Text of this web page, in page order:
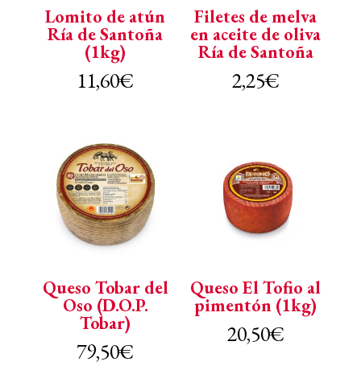
Lomito de atún
Ría de Santoña
(1kg)
11,60€
Filetes de melva
en aceite de oliva
Ría de Santoña
2,25€
Queso Tobar del
Oso (D.O.P.
Tobar)
79,50€
Queso El Tofio al
pimentón (1kg)
20,50€